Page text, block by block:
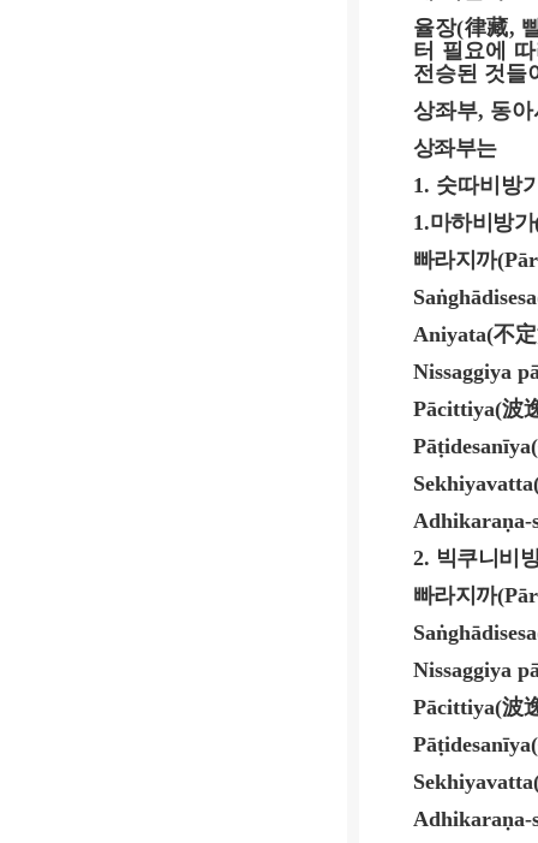
율장(律藏,
터 필요에
전승된 것들
상좌부, 동
상좌부는
1. 숫따비방
1.마하비방가
빠라지까
Aniyata(不
Nissaggiya
Pācittiya(波
Pāṭidesanīya(
Adhikaraṇa-
2. 빅쿠니비
빠라지까
Nissaggiya
Pācittiya(波
Pāṭidesanīya(
Adhikaraṇa-